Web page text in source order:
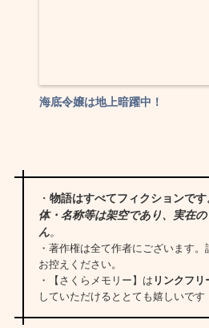
海底令嬢は地上暗躍中！
・物語はすべてフィクションで
体・名称等は架空であり、実在
ん。
・著作権は全て作者にございます
お控えください。
・【さくらメモリー】は リンクフリ
していただけるととても嬉しいです